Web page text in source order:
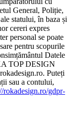
General, Poliție,
statului, în baza și
cereri expres
personal se poate
pentru scopurile
Datele
TOP DESIGN
Puteți
sau a contului,
rokadesign.ro/gdpr-